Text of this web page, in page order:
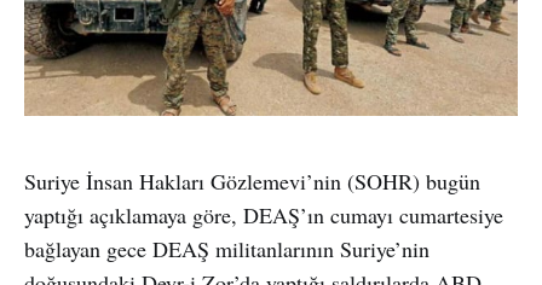
Suriye İnsan Hakları Gözlemevi’nin (SOHR) bugün
yaptığı açıklamaya göre, DEAŞ’ın cumayı cumartesiye
bağlayan gece DEAŞ militanlarının Suriye’nin